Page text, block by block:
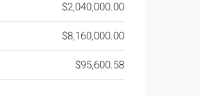
$2,040,000.00
$8,160,000.00
$95,600.58